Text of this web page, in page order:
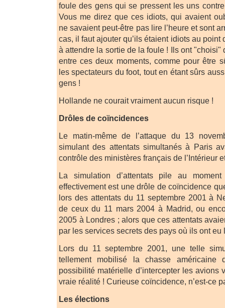
foule des gens qui se pressent les uns
Vous me direz que ces idiots, qui avaient
ne savaient peut-être pas lire l’heure et sont
cas, il faut ajouter qu’ils étaient idiots au point
à attendre la sortie de la foule ! Ils ont "choisi"
entre ces deux moments, comme pour être
les spectateurs du foot, tout en étant sûrs
gens !
Hollande ne courait vraiment aucun risque !
Drôles de coïncidences
Le matin-même de l’attaque du 13
simulant des attentats simultanés à Paris
contrôle des ministères français de l’Intérieur
La simulation d’attentats pile au
effectivement est une drôle de coïncidence
lors des attentats du 11 septembre 2001 à
de ceux du 11 mars 2004 à Madrid, ou
2005 à Londres ; alors que ces attentats
par les services secrets des pays où ils ont eu
Lors du 11 septembre 2001, une telle
tellement mobilisé la chasse américaine
possibilité matérielle d’intercepter les avions
vraie réalité ! Curieuse coïncidence, n’est-ce
Les élections